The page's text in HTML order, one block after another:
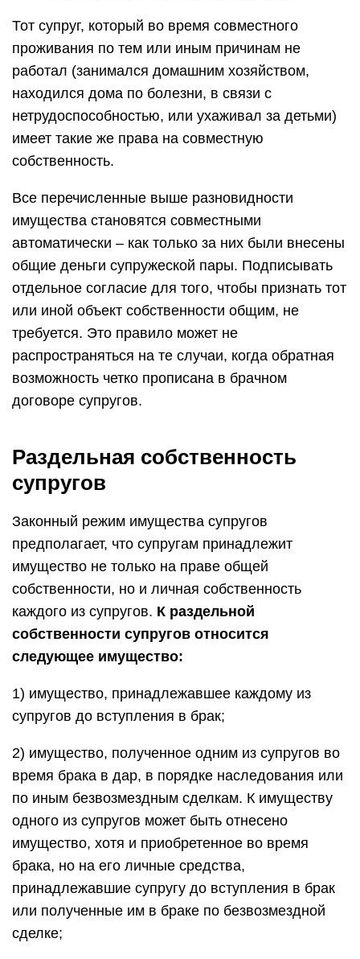
Тот супруг, который во время совместного
проживания по тем или иным причинам не
работал (занимался домашним хозяйством,
находился дома по болезни, в связи с
нетрудоспособностью, или ухаживал за детьми)
имеет такие же права на совместную
собственность.
Все перечисленные выше разновидности
имущества становятся совместными
автоматически – как только за них были внесены
общие деньги супружеской пары. Подписывать
отдельное согласие для того, чтобы признать тот
или иной объект собственности общим, не
требуется. Это правило может не
распространяться на те случаи, когда обратная
возможность четко прописана в брачном
договоре супругов.
Раздельная собственность
супругов
Законный режим имущества супругов
предполагает, что супругам принадлежит
имущество не только на праве общей
собственности, но и личная собственность
каждого из супругов. К раздельной
собственности супругов относится
следующее имущество:
1) имущество, принадлежавшее каждому из
супругов до вступления в брак;
2) имущество, полученное одним из супругов во
время брака в дар, в порядке наследования или
по иным безвозмездным сделкам. К имуществу
одного из супругов может быть отнесено
имущество, хотя и приобретенное во время
брака, но на его личные средства,
принадлежавшие супругу до вступления в брак
или полученные им в браке по безвозмездной
сделке;